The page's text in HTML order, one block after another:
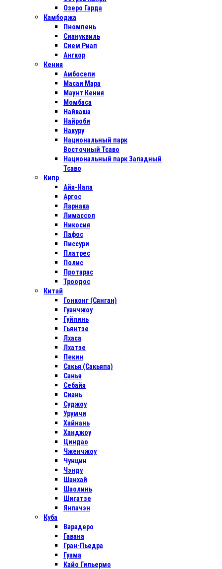
Озеро Гарда
Камбоджа
Пномпень
Сиануквиль
Сием Риап
Ангкор
Кения
Амбосели
Масаи Мара
Маунт Кения
Момбаса
Найваша
Найроби
Накуру
Национальный парк
Восточный Тсаво
Национальный парк Западный
Тсаво
Кипр
Айя-Напа
Аргос
Ларнака
Лимассол
Никосия
Пафос
Писсури
Платрес
Полис
Протарас
Троодос
Китай
Гонконг (Сянган)
Гуанчжоу
Гуйлинь
Гьянтзе
Лхаса
Лхатзе
Пекин
Сакья (Сакьяпа)
Санья
Себайя
Сиань
Суджоу
Урумчи
Хайнань
Ханджоу
Циндао
Чженчжоу
Чунцин
Чэнду
Шанхай
Шаолинь
Шигатзе
Янпачэн
Куба
Варадеро
Гавана
Гран-Пьедра
Гуама
Кайо Гильермо